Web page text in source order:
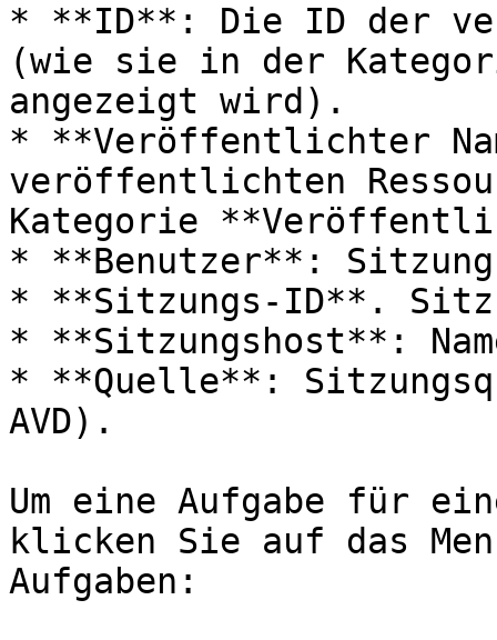
* **ID**: Die ID der
(wie sie in der
angezeigt wird).
* **Veröffentlichter
veröffentlichten
Kategorie
* **Benutzer**:
* **Sitzungs-ID**.
* **Sitzungshost**:
* **Quelle**:
AVD).
Um eine Aufgabe für
klicken Sie auf das
Aufgaben: